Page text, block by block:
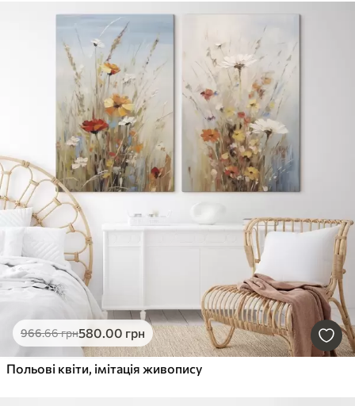
966.66грн580.00 грн
Польові квіти, імітація живопису